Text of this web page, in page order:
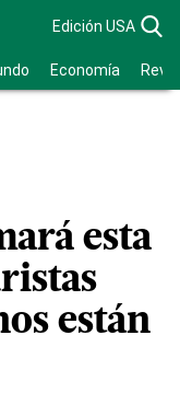
Edición USA
Economía
esta
están